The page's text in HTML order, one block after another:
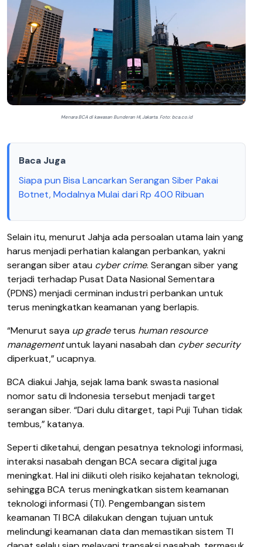
Menara BCA di kawasan Bunderan HI, Jakarta. Foto: bca.co.id
Baca Juga
Siapa pun Bisa Lancarkan Serangan Siber Pakai
Botnet, Modalnya Mulai dari Rp 400 Ribuan
Selain itu, menurut Jahja ada persoalan utama lain yang
harus menjadi perhatian kalangan perbankan, yakni
serangan siber atau cyber crime. Serangan siber yang
terjadi terhadap Pusat Data Nasional Sementara
(PDNS) menjadi cerminan industri perbankan untuk
terus meningkatkan keamanan yang berlapis.
“Menurut saya up gradeterus human resource
managementuntuk layani nasabah dan cyber security
diperkuat,” ucapnya.
BCA diakui Jahja, sejak lama bank swasta nasional
nomor satu di Indonesia tersebut menjadi target
serangan siber. “Dari dulu ditarget, tapi Puji Tuhan tidak
tembus,” katanya.
Seperti diketahui, dengan pesatnya teknologi informasi,
interaksi nasabah dengan BCA secara digital juga
meningkat. Hal ini diikuti oleh risiko kejahatan teknologi,
sehingga BCA terus meningkatkan sistem keamanan
teknologi informasi (TI). Pengembangan sistem
keamanan TI BCA dilakukan dengan tujuan untuk
melindungi keamanan data dan memastikan sistem TI